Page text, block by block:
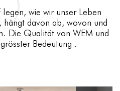
wie wir unser Leben
davon ab, wovon und
Die Qualität von WEM und
Bedeutung .